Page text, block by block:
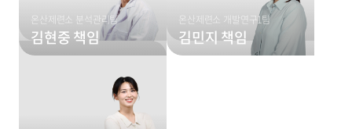
온산제련소 분석관리팀
김현중 책임
온산제련소 개발연구1팀
김민지 책임